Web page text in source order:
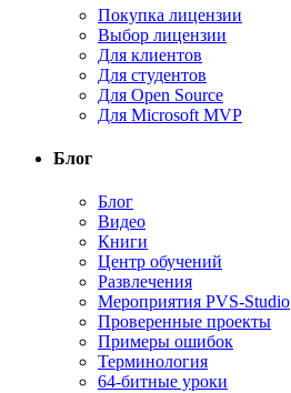
Покупка лицензии
Выбор лицензии
Для клиентов
Для студентов
Для Open Source
Для Microsoft MVP
Блог
Блог
Видео
Книги
Центр обучений
Развлечения
Мероприятия PVS-Studio
Проверенные проекты
Примеры ошибок
Терминология
64-битные уроки